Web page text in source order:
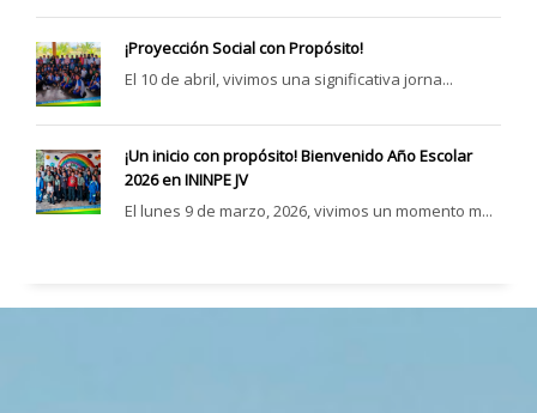
¡Proyección Social con Propósito!
El 10 de abril, vivimos una significativa jorna...
¡Un inicio con propósito! Bienvenido Año Escolar
2026 en ININPE JV
El lunes 9 de marzo, 2026, vivimos un momento m...